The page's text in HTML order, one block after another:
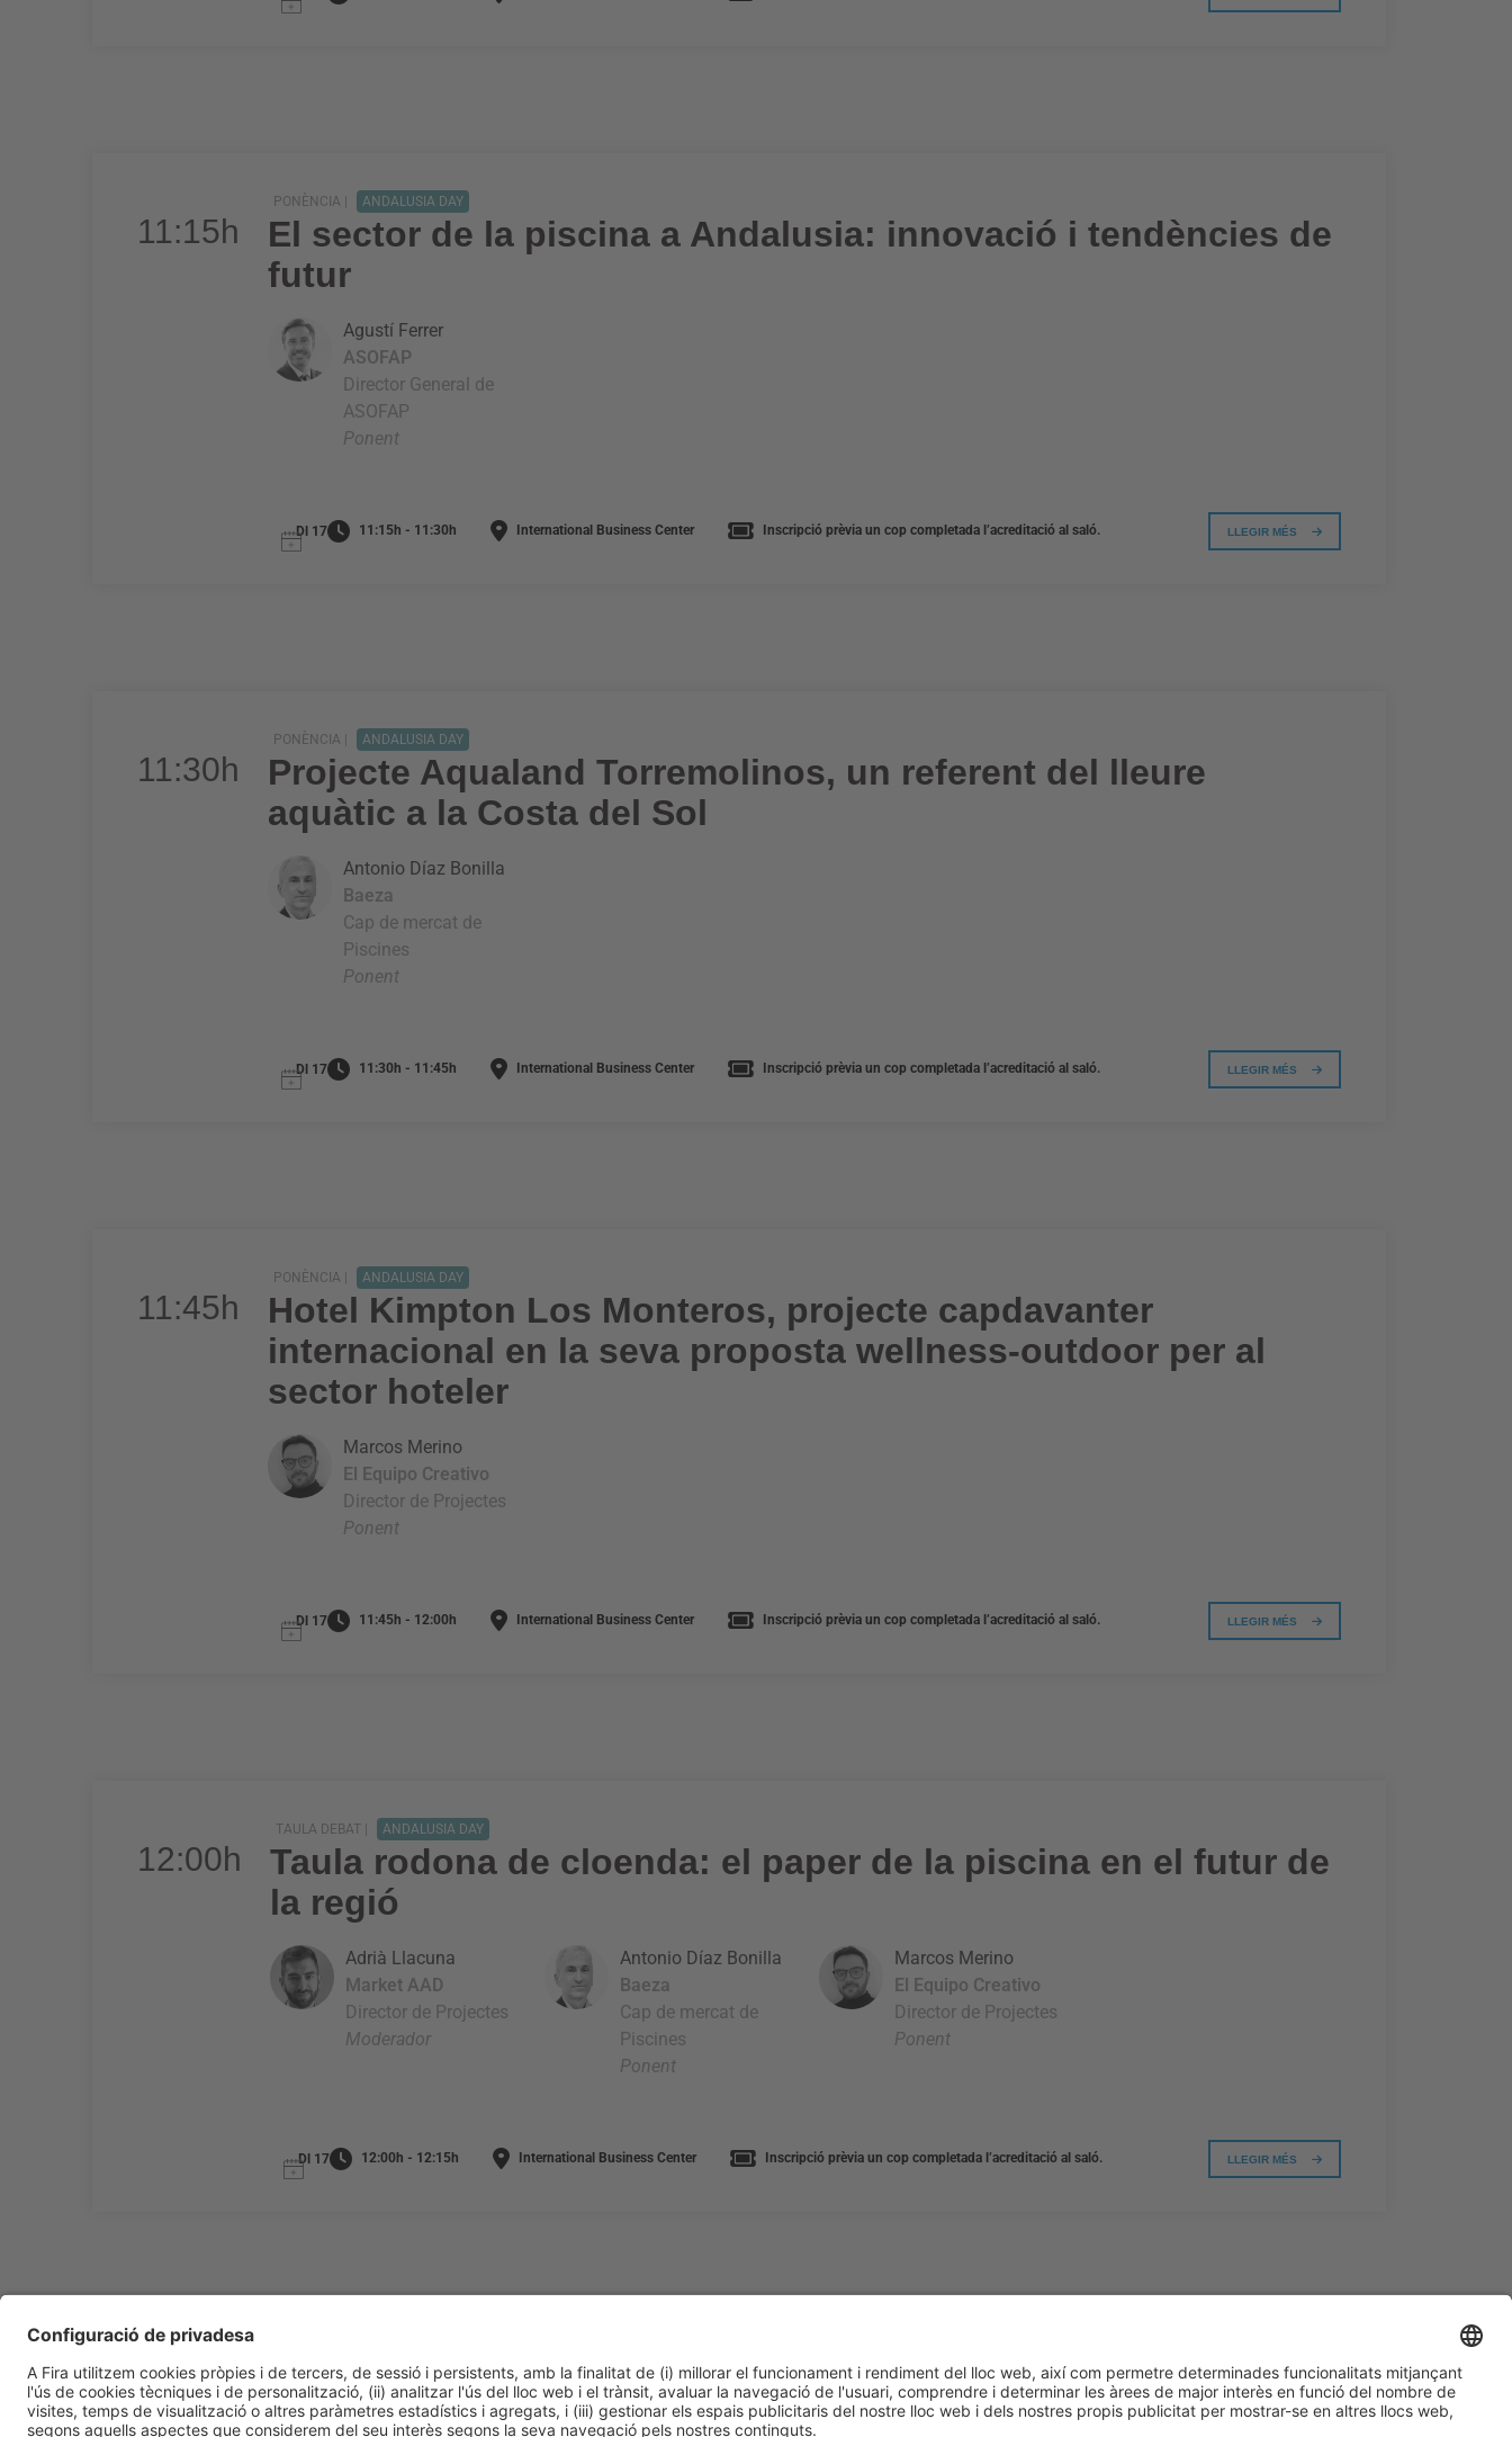
11:15h
PONÈNCIA | ANDALUSIA DAY
El sector de la piscina a Andalusia: innovació i tendències de
futur
Agustí Ferrer
ASOFAP
Director General de
ASOFAP
Ponent
Dl 17 11:15h - 11:30h International Business Center Inscripció prèvia un cop completada l’acreditació al saló. LLEGIR MÉS
11:30h
PONÈNCIA | ANDALUSIA DAY
Projecte Aqualand Torremolinos, un referent del lleure
aquàtic a la Costa del Sol
Antonio Díaz Bonilla
Baeza
Cap de mercat de
Piscines
Ponent
Dl 17 11:30h - 11:45h International Business Center Inscripció prèvia un cop completada l’acreditació al saló. LLEGIR MÉS
11:45h
PONÈNCIA | ANDALUSIA DAY
Hotel Kimpton Los Monteros, projecte capdavanter
internacional en la seva proposta wellness-outdoor per al
sector hoteler
Marcos Merino
El Equipo Creativo
Director de Projectes
Ponent
Dl 17 11:45h - 12:00h International Business Center Inscripció prèvia un cop completada l’acreditació al saló. LLEGIR MÉS
12:00h
TAULA DEBAT | ANDALUSIA DAY
Taula rodona de cloenda: el paper de la piscina en el futur de
la regió
Antonio Díaz Bonilla
Baeza
Cap de mercat de
Piscines
Ponent
Adrià Llacuna
Market AAD
Director de Projectes
Moderador
Marcos Merino
El Equipo Creativo
Director de Projectes
Ponent
Dl 17 12:00h - 12:15h International Business Center Inscripció prèvia un cop completada l’acreditació al saló. LLEGIR MÉS
Informació generalAvís legal Política de privacitatPolítica de cookies